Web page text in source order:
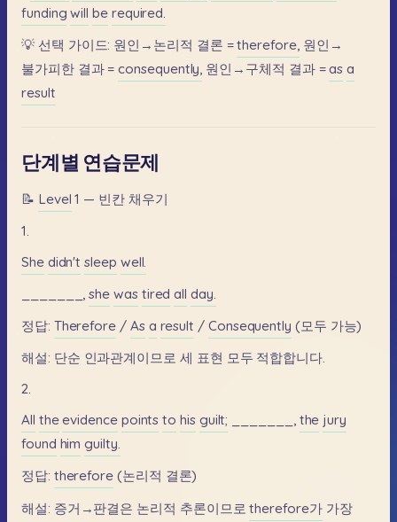
funding will be required.
💡 선택 가이드: 원인→논리적 결론 = therefore, 원인→
불가피한 결과 = consequently, 원인→구체적 결과 = as a
result
단계별 연습문제
📝 Level 1 — 빈칸 채우기
1.
She didn't sleep well.
_______, she was tired all day.
정답: Therefore / As a result / Consequently (모두 가능)
해설: 단순 인과관계이므로 세 표현 모두 적합합니다.
2.
All the evidence points to his guilt; _______, the jury
found him guilty.
정답: therefore (논리적 결론)
해설: 증거→판결은 논리적 추론이므로 therefore가 가장